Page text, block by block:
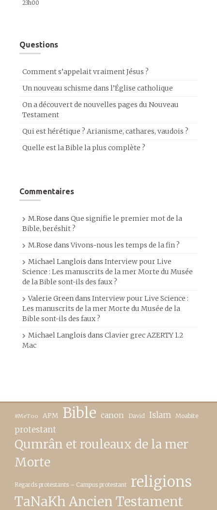
23h00
Questions
Comment s’appelait vraiment Jésus ?
Un nouveau schisme dans l’Église catholique
On a découvert de nouvelles pages du Nouveau
Testament
Qui est hérétique ? Arianisme, cathares, vaudois ?
Quelle est la Bible la plus complète ?
Commentaires
M.Rose dans Que signifie le premier mot de la
Bible, beréshit ?
M.Rose dansVivons-nous les temps de la fin ?
Michael Langlois dans Interview pour Live
Science : Les manuscrits de la mer Morte du Musée
de la Bible sont-ils des faux ?
Valerie Greendans Interview pour Live Science :
Les manuscrits de la mer Morte du Musée de la
Bible sont-ils des faux ?
Michael Langlois dans Clavier grec AZERTY 1.2
Mac
#MeToo APM Bible canon David Islam Moabite
protestant
Qumrân et rouleaux de la mer
Morte
Regards protestants – Campus protestant religions
TaNaKh Ancien Testament